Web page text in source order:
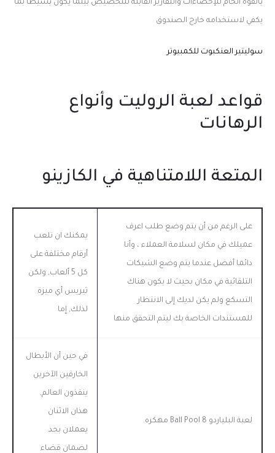
بالقوة الخام للإحصاءات والتقارير القابلة للتخصيص بينما يكون بسيطا بما
يكفي لاستخدامه خارج الصندوق
سوليتير العنكبوت للكمبيوتر
قواعد لعبة الروليت وأنواع
الرهانات
المتعة اللامتناهية في الكازينو
على الرغم من أن يتم وضع طلب اعرف
عميلك في مكان لسلامة العملاء ، وأنا
دائما أفضل عندما يتم وضع الشيكات
التلقائية في مكان بحيث لا يكون هناك
التسكع ولم يكن لديك إلى الانتظار
للمستندات الخاصة بك ليتم التحقق منها
يمكنك ان تلعب
أرقام مختلفة على
كل 5 ألعاب, ولكن
ثيريس أي ميزة
لذلك, إما
لعبة البلياردو 8 Ball Pool مهكره.
في حين أن الأبطال
الخارقين الآخرين
ينقذون العالم,
هذان الاثنان
يعملان بجد
لضمان قضاء